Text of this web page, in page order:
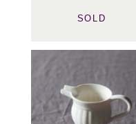
SOLD